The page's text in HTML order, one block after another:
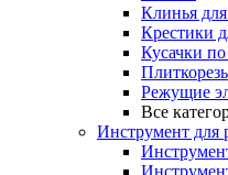
Клинья
Крестики
Кусачки
Режущие
Все
Инструмент для